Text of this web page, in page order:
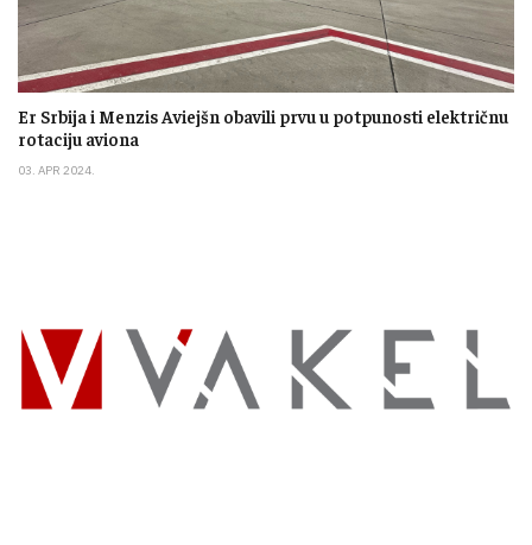
Er Srbija i Menzis Aviejšn obavili prvu u potpunosti električnu
rotaciju aviona
03. APR 2024.